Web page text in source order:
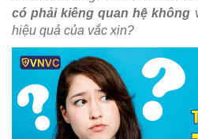
có phải kiêng quan hệ không
hiệu quả của vắc xin?